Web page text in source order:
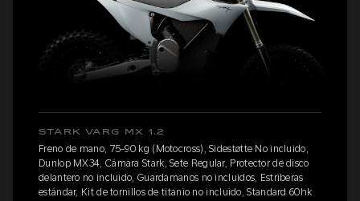
STARK VARG MX 1.2
Freno de mano, 75-90 kg (Motocross), Sidestøtte No incluido,
Dunlop MX34, Cámara Stark, Sete Regular, Protector de disco
delantero no incluido, Guardamanos no incluidos, Estriberas
estándar, Kit de tornillos de titanio no incluido, Standard 60hk